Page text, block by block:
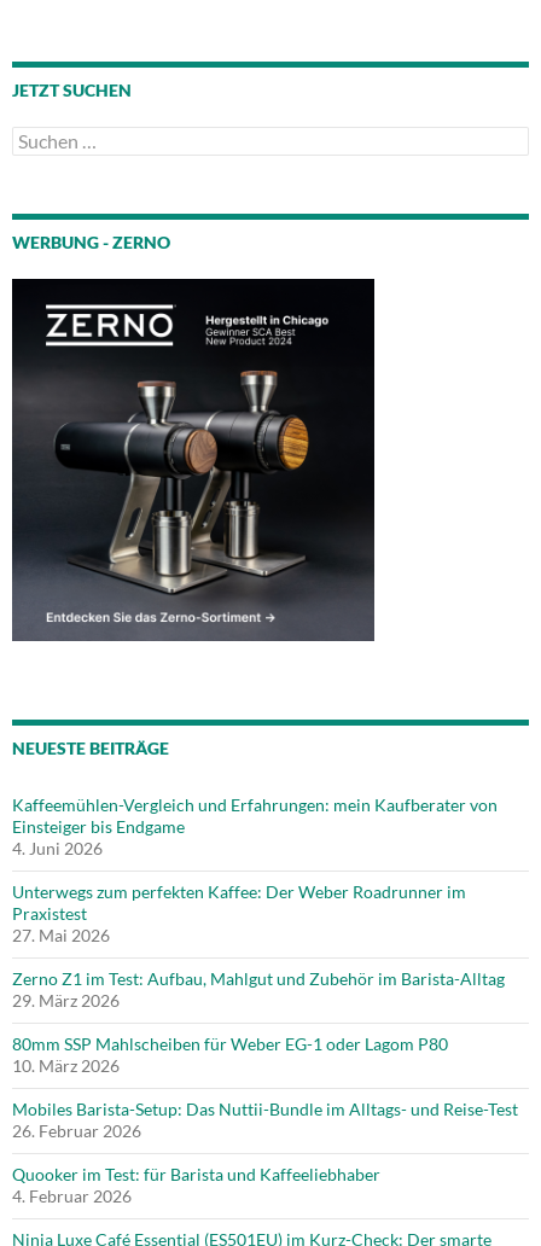
JETZT SUCHEN
Suchen
nach:
WERBUNG - ZERNO
NEUESTE BEITRÄGE
Kaffeemühlen-Vergleich und Erfahrungen: mein Kaufberater von
Einsteiger bis Endgame
4. Juni 2026
Unterwegs zum perfekten Kaffee: Der Weber Roadrunner im
Praxistest
27. Mai 2026
Zerno Z1 im Test: Aufbau, Mahlgut und Zubehör im Barista-Alltag
29. März 2026
80mm SSP Mahlscheiben für Weber EG-1 oder Lagom P80
10. März 2026
Mobiles Barista-Setup: Das Nuttii-Bundle im Alltags- und Reise-Test
26. Februar 2026
Quooker im Test: für Barista und Kaffeeliebhaber
4. Februar 2026
Ninja Luxe Café Essential (ES501EU) im Kurz-Check: Der smarte